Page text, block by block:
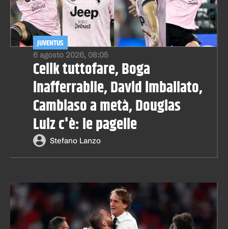
6 agosto 2026, 08:05
JUVENTUS
Celik tuttofare, Boga
inafferrabile, David imballato,
Cambiaso a metà, Douglas
Luiz c'è: le pagelle
Stefano Lanzo